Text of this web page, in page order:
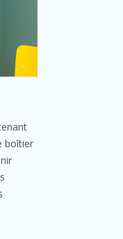
boîtier